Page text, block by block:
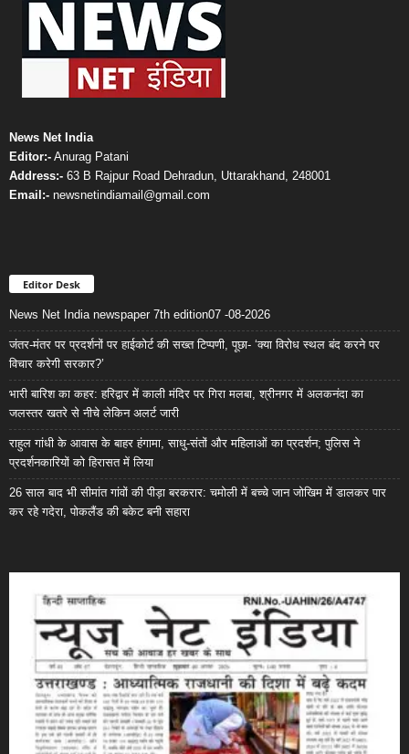
News Net India
Editor:- Anurag Patani
Address:- 63 B Rajpur Road Dehradun, Uttarakhand, 248001
Email:- newsnetindiamail@gmail.com
Editor Desk
News Net India newspaper 7th edition07 -08-2026
जंतर-मंतर पर प्रदर्शनों पर हाईकोर्ट की सख्त टिप्पणी, पूछा- ‘क्या विरोध स्थल बंद करने पर
विचार करेगी सरकार?’
भारी बारिश का कहर: हरिद्वार में काली मंदिर पर गिरा मलबा, श्रीनगर में अलकनंदा का
जलस्तर खतरे से नीचे लेकिन अलर्ट जारी
राहुल गांधी के आवास के बाहर हंगामा, साधु-संतों और महिलाओं का प्रदर्शन; पुलिस ने
प्रदर्शनकारियों को हिरासत में लिया
26 साल बाद भी सीमांत गांवों की पीड़ा बरकरार: चमोली में बच्चे जान जोखिम में डालकर पार
कर रहे गदेरा, पोकलैंड की बकेट बनी सहारा